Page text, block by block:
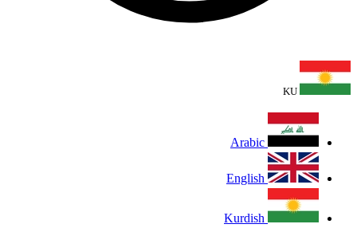
KU
Arabic
English
Kurdish